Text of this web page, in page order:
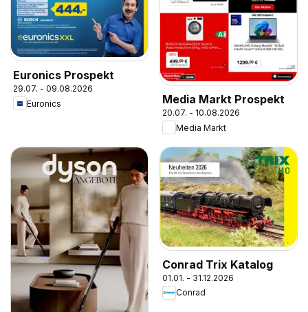
Euronics Prospekt
29.07. - 09.08.2026
Euronics
Media Markt Prospekt
20.07. - 10.08.2026
Media Markt
Conrad Trix Katalog
01.01. - 31.12.2026
Conrad